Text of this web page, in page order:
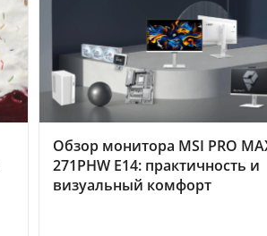
Обзор монитора MSI PRO
271PHW E14: практичность и
визуальный комфорт